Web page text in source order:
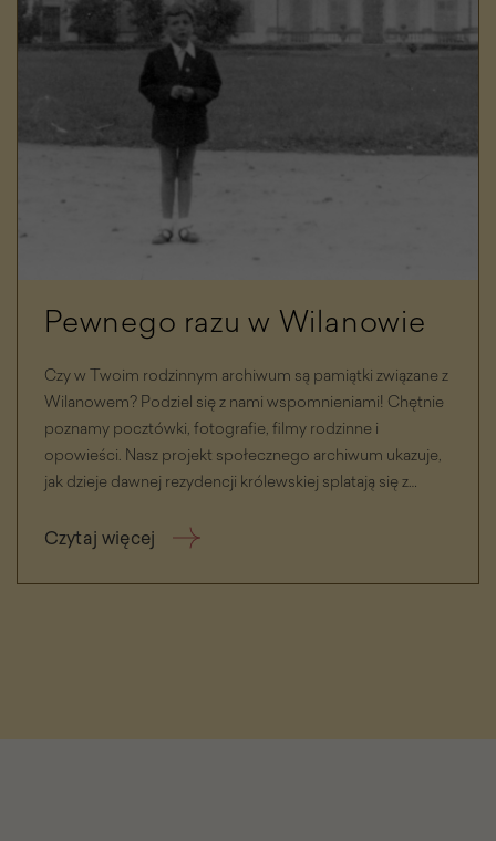
Pewnego razu w Wilanowie
Czy w Twoim rodzinnym archiwum są pamiątki związane z
Wilanowem? Podziel się z nami wspomnieniami! Chętnie
poznamy pocztówki, fotografie, filmy rodzinne i
opowieści. Nasz projekt społecznego archiwum ukazuje,
jak dzieje dawnej rezydencji królewskiej splatają się z
częścią tej historii!
Czytaj więcej